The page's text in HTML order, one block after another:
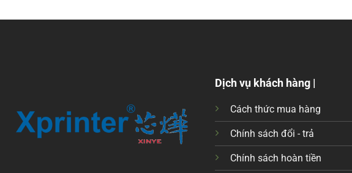
Dịch vụ khách hàng |
Cách thức mua hàng
Chính sách đổi - trả
Chính sách hoàn tiền